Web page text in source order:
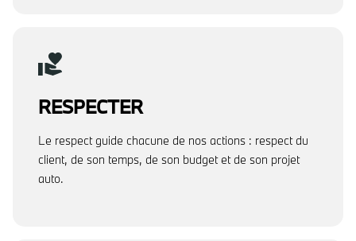
RESPECTER
Le respect guide chacune de nos actions : respect du
client, de son temps, de son budget et de son projet
auto.